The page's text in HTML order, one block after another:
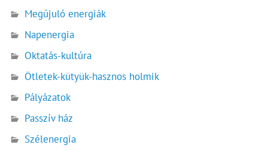
Megújuló energiák
Napenergia
Oktatás-kultúra
Ötletek-kütyük-hasznos holmik
Pályázatok
Passzív ház
Szélenergia